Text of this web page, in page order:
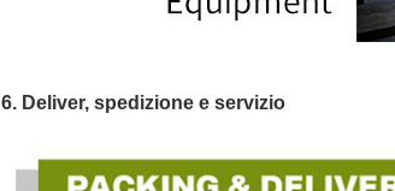
6. Deliver, spedizione e servizio